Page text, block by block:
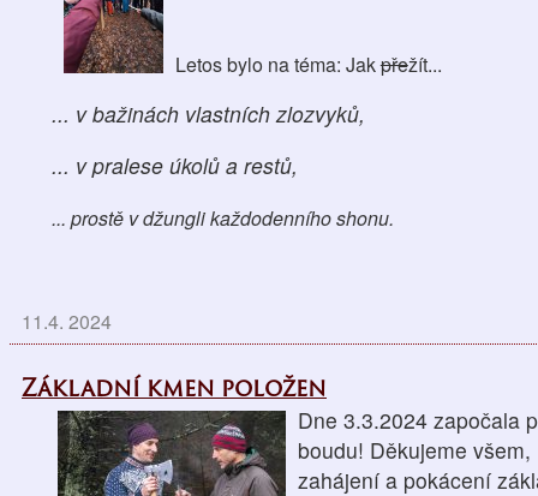
Letos bylo na téma: Jakpřežít...
... v bažinách vlastních zlozvyků,
... v pralese úkolů a restů,
... prostě v džungli každodenního shonu.
11.4. 2024
Základní kmen položen
Dne 3.3.2024 započala
boudu! Děkujeme
zahájení a pokácení